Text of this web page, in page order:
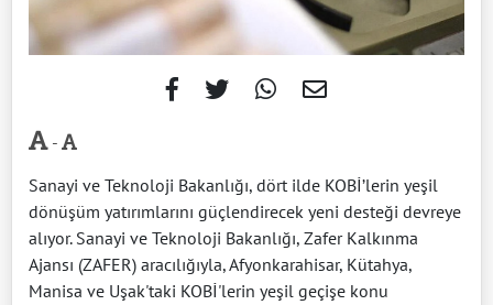
-
Sanayi ve Teknoloji Bakanlığı, dört ilde KOBİ’lerin yeşil
dönüşüm yatırımlarını güçlendirecek yeni desteği devreye
alıyor. Sanayi ve Teknoloji Bakanlığı, Zafer Kalkınma
Ajansı (ZAFER) aracılığıyla, Afyonkarahisar, Kütahya,
Manisa ve Uşak'taki KOBİ'lerin yeşil geçişe konu